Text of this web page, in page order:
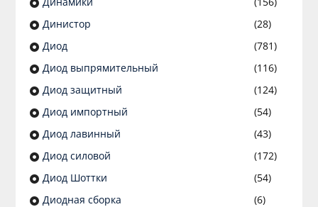
Динистор
(28)
Диод
(781)
Диод выпрямительный
(116)
Диод защитный
(124)
Диод импортный
(54)
Диод лавинный
(43)
Диод силовой
(172)
Диод Шоттки
(54)
Диодная сборка
(6)